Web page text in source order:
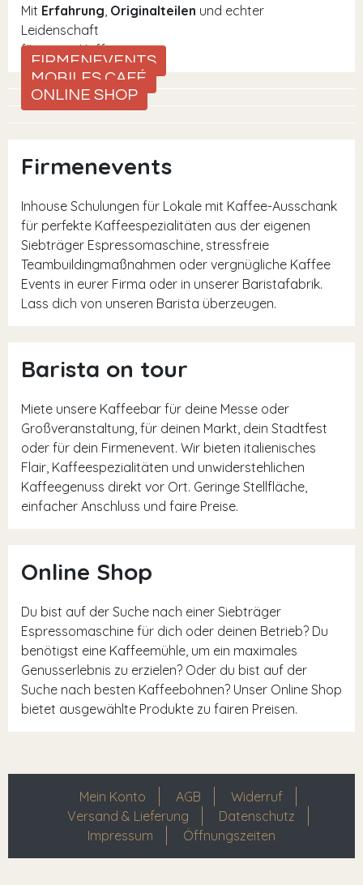
Mit Erfahrung, Originalteilen und echter
Leidenschaft
für guten Kaffee.
FIRMENEVENTS
MOBILES CAFÉ
ONLINE SHOP
Firmenevents
Inhouse Schulungen für Lokale mit Kaffee-Ausschank
für perfekte Kaffeespezialitäten aus der eigenen
Siebträger Espressomaschine, stressfreie
Teambuildingmaßnahmen oder vergnügliche Kaffee
Events in eurer Firma oder in unserer Baristafabrik.
Lass dich von unseren Barista überzeugen.
Barista on tour
Miete unsere Kaffeebar für deine Messe oder
Großveranstaltung, für deinen Markt, dein Stadtfest
oder für dein Firmenevent. Wir bieten italienisches
Flair, Kaffeespezialitäten und unwiderstehlichen
Kaffeegenuss direkt vor Ort. Geringe Stellfläche,
einfacher Anschluss und faire Preise.
Online Shop
Du bist auf der Suche nach einer Siebträger
Espressomaschine für dich oder deinen Betrieb? Du
benötigst eine Kaffeemühle, um ein maximales
Genusserlebnis zu erzielen? Oder du bist auf der
Suche nach besten Kaffeebohnen? Unser Online Shop
bietet ausgewählte Produkte zu fairen Preisen.
Mein Konto AGB
Widerruf
Versand & Lieferung
Datenschutz
Impressum
Öffnungszeiten